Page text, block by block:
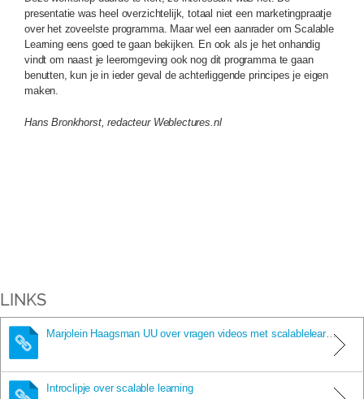
presentatie was heel overzichtelijk, totaal niet een marketingpraatje
over het zoveelste programma. Maar wel een aanrader om Scalable
Learning eens goed te gaan bekijken. En ook als je het onhandig
vindt om naast je leeromgeving ook nog dit programma te gaan
benutten, kun je in ieder geval de achterliggende principes je eigen
maken.
Hans Bronkhorst, redacteur Weblectures.nl
LINKS
Marjolein Haagsman UU over vragen videos met scalablelearning
Introclipje over scalable learning